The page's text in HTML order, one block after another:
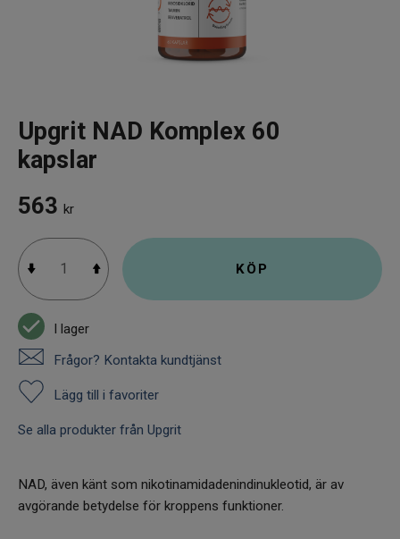
Upgrit NAD Komplex 60
kapslar
563 kr
KÖP
I lager
Frågor? Kontakta kundtjänst
Lägg till i favoriter
Se alla produkter från Upgrit
NAD, även känt som nikotinamidadenindinukleotid, är av
avgörande betydelse för kroppens funktioner.